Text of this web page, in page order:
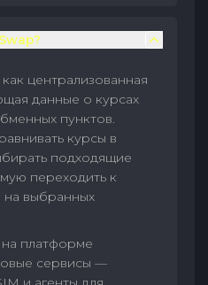
централизованная
данные о курсах
пунктов.
курсы в
подходящие
переходить к
выбранных
платформе
сервисы —